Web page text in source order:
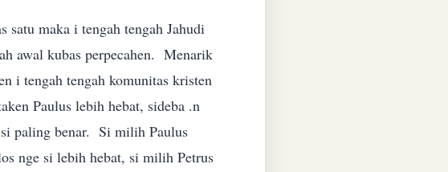
satu maka i tengah tengah Jahudi
awal kubas perpecahen. Menarik
i tengah tengah komunitas kristen
Paulus lebih hebat, sideba .n
paling benar. Si milih Paulus
nge si lebih hebat, si milih Petrus